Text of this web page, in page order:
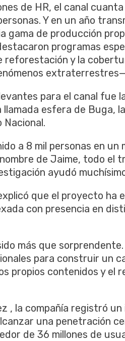
de HR, el canal
Y en un año
gama de producción
programas
reforestación y la
para el canal fue
llamada esfera de Buga,
Nacional.
a 8 mil personas en
de Jaime, todo el
ayudó
que el proyecto ha
con presencia en
más que
para construir un
propios contenidos y el
, la compañía registró
una penetración
de 36 millones de